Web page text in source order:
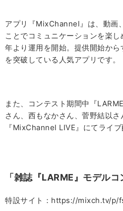
アプリ『MixChannel』は、動画
ことでコミュニケーションを楽し
年より運用を開始。提供開始から
を突破している人気アプリです。
また、コンテスト期間中『LARME
さん、西もなかさん、菅野結以
『MixChannel LIVE』にてライ
「雑誌『LARME』モデル
特設サイト：https://mixch.tv/p/